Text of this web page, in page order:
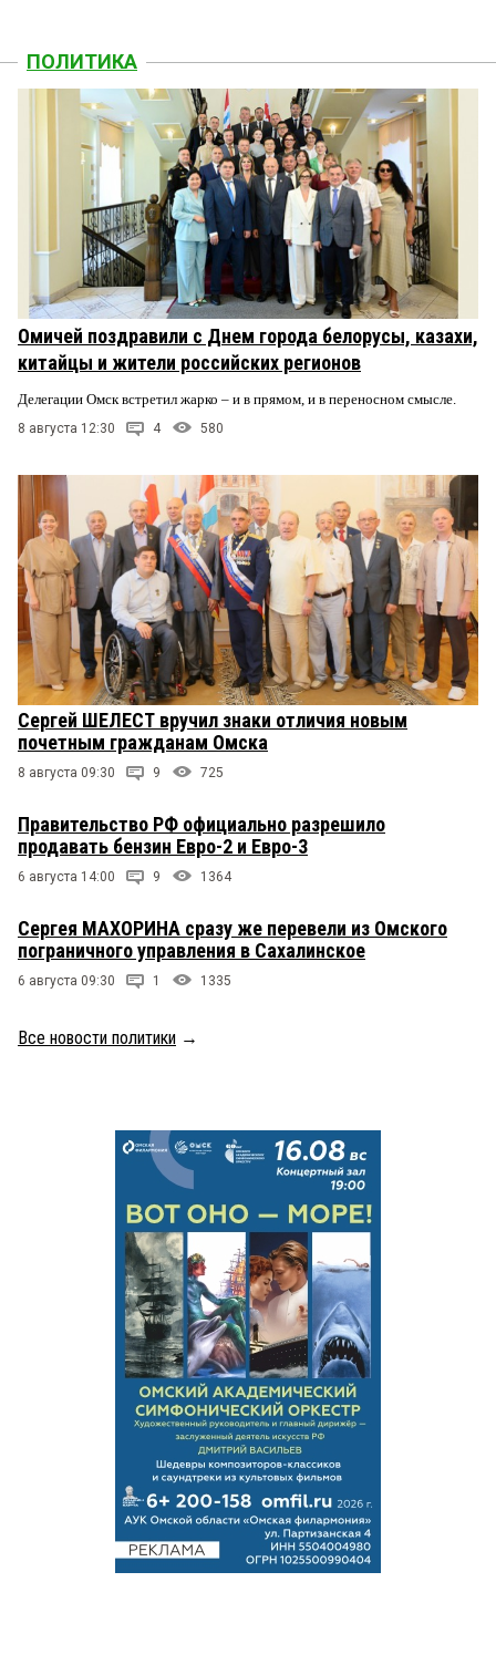
ПОЛИТИКА
Омичей поздравили с Днем города белорусы, казахи,
китайцы и жители российских регионов
Делегации Омск встретил жарко – и в прямом, и в переносном смысле.
8 августа 12:30 4 580
Сергей ШЕЛЕСТ вручил знаки отличия новым
почетным гражданам Омска
8 августа 09:30 9 725
Правительство РФ официально разрешило
продавать бензин Евро-2 и Евро-3
6 августа 14:00 9 1364
Сергея МАХОРИНА сразу же перевели из Омского
пограничного управления в Сахалинское
6 августа 09:30 1 1335
Все новости политики →